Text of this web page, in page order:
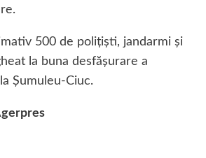
500 de poliţişti, jandarmi şi
la buna desfăşurare a
Şumuleu-Ciuc.